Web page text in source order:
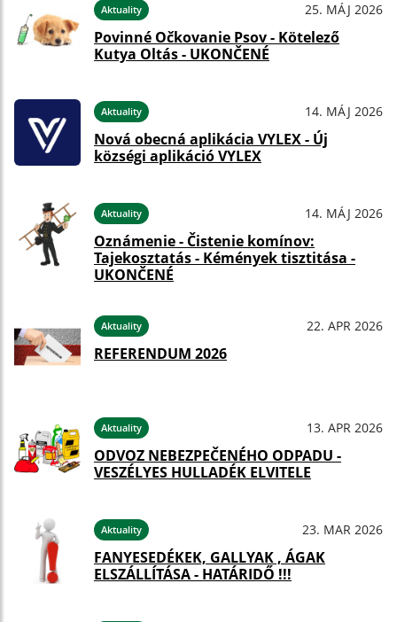
Aktuality 25. MÁJ 2026
Povinné Očkovanie Psov - Kötelező
Kutya Oltás - UKONČENÉ
Aktuality 14. MÁJ 2026
Nová obecná aplikácia VYLEX - Új
községi aplikáció VYLEX
Aktuality 14. MÁJ 2026
Oznámenie - Čistenie komínov:
Tajekosztatás - Kémények tisztitása -
UKONČENÉ
Aktuality 22. APR 2026
REFERENDUM 2026
Aktuality 13. APR 2026
ODVOZ NEBEZPEČENÉHO ODPADU -
VESZÉLYES HULLADÉK ELVITELE
Aktuality 23. MAR 2026
FANYESEDÉKEK, GALLYAK , ÁGAK
ELSZÁLLÍTÁSA - HATÁRIDŐ !!!